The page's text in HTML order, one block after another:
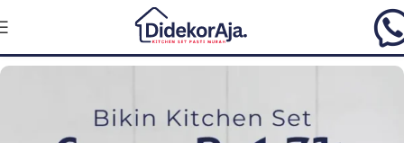
DIDEKOR AJA